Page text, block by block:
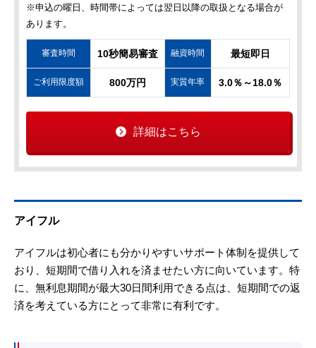
※申込の曜日、時間帯によっては翌日以降の取扱となる場合が
あります。
審査時間 10秒簡易審査 融資時間 最短即日
ご利用限度額 800万円 実質年率 3.0％～18.0％
詳細はこちら
アイフル
アイフルは初心者にも分かりやすいサポート体制を提供して
おり、短期間で借り入れを済ませたい方に向いています。特
に、無利息期間が最大30日間利用できる点は、短期間での返
済を考えている方にとって非常に有利です。